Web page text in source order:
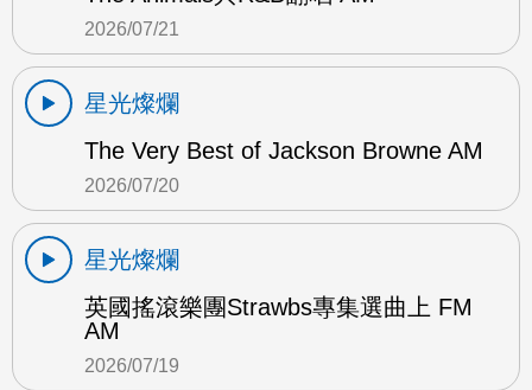
2026/07/21
星光燦爛
The Very Best of Jackson Browne AM
2026/07/20
星光燦爛
英國搖滾樂團Strawbs專集選曲上 FM
AM
2026/07/19